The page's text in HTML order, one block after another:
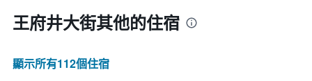
王府井大街​其他的住宿
顯示所有112​個住宿